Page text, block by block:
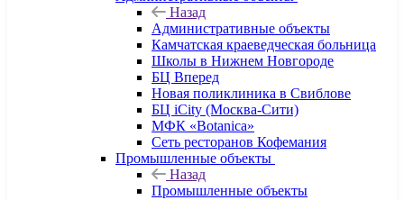
Назад
Административные объекты
Камчатская краеведческая больница
Школы в Нижнем Новгороде
БЦ Вперед
Новая поликлиника в Свиблове
БЦ iCity (Москва-Сити)
МФК «Botanica»
Сеть ресторанов Кофемания
Промышленные объекты
Назад
Промышленные объекты